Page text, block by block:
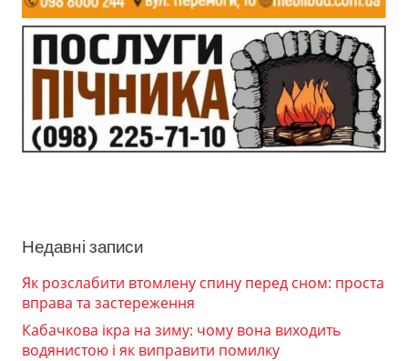
Недавні записи
Як розслабити втомлену спину перед сном: проста
вправа та застереження
Кабачкова ікра на зиму: чому вона виходить
водянистою і як виправити помилку